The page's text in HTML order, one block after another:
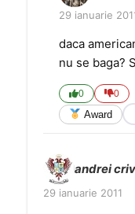
29 ianuarie
daca
nu se baga?
0 0
Award
andrei
29 ianuarie 2011